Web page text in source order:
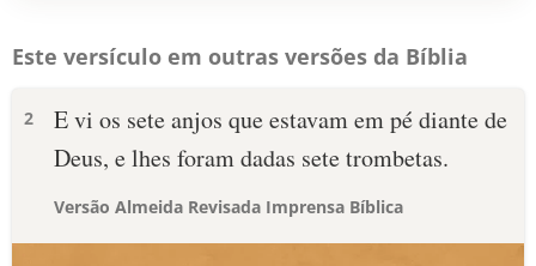
Este versículo em outras versões da Bíblia
2
E vi os sete anjos que estavam em pé diante de
Deus, e lhes foram dadas sete trombetas.
Versão Almeida Revisada Imprensa Bíblica